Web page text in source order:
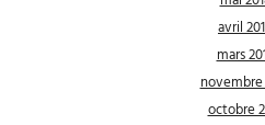
avril
mars
novembre
octobre